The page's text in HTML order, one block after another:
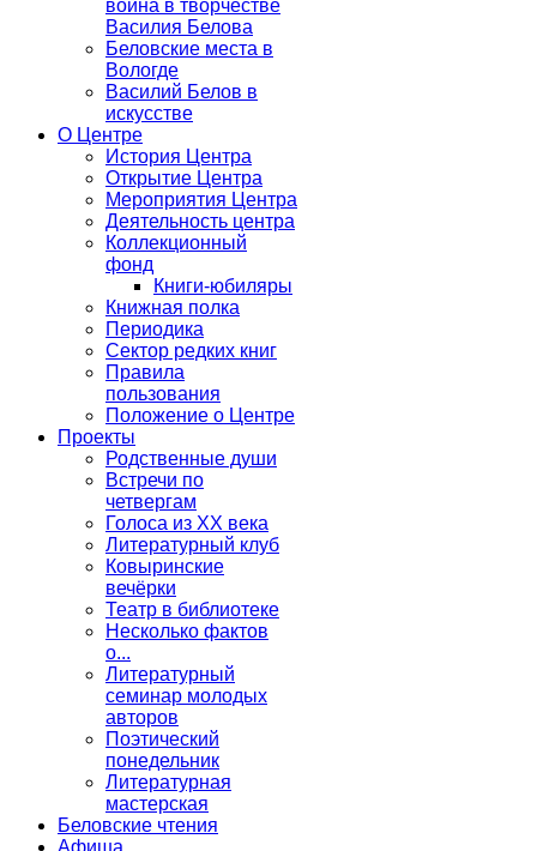
война в творчестве
Василия Белова
Беловские места в
Вологде
Василий Белов в
искусстве
О Центре
История Центра
Открытие Центра
Мероприятия Центра
Деятельность центра
Коллекционный
фонд
Книги-юбиляры
Книжная полка
Периодика
Сектор редких книг
Правила
пользования
Положение о Центре
Проекты
Родственные души
Встречи по
четвергам
Голоса из ХХ века
Литературный клуб
Ковыринские
вечёрки
Театр в библиотеке
Несколько фактов
о...
Литературный
семинар молодых
авторов
Поэтический
понедельник
Литературная
мастерская
Беловские чтения
Афиша